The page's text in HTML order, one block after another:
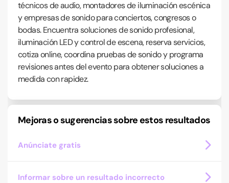
técnicos de audio, montadores de iluminación escénica
y empresas de sonido para conciertos, congresos o
bodas. Encuentra soluciones de sonido profesional,
iluminación LED y control de escena, reserva servicios,
cotiza online, coordina pruebas de sonido y programa
revisiones antes del evento para obtener soluciones a
medida con rapidez.
Mejoras o sugerencias sobre estos resultados
Anúnciate gratis
Informar sobre un resultado incorrecto